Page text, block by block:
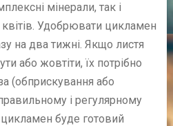
мінерали, так і
Удобрювати цикламен
на два тижні. Якщо листя
або жовтіти, їх потрібно
(обприскування або
і регулярному
буде готовий